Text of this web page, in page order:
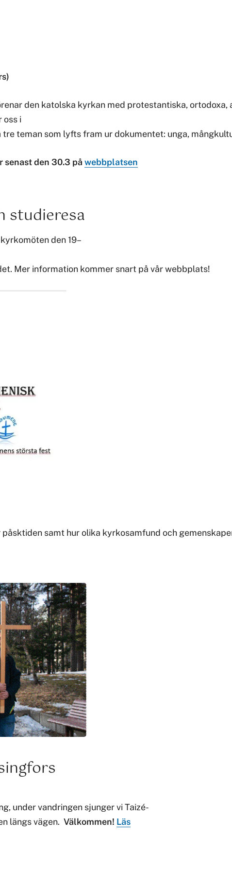
den katolska kyrkan med protestantiska,
oss i
teman som lyfts fram ur dokumentet: unga,
senast den 30.3 påwebbplatsen
studieresa
den 19–
Mer information kommer snart på vår webbplats!
samt hur olika kyrkosamfund och
under vandringen sjunger vi Taizé-
längs vägen.Välkommen! Läs